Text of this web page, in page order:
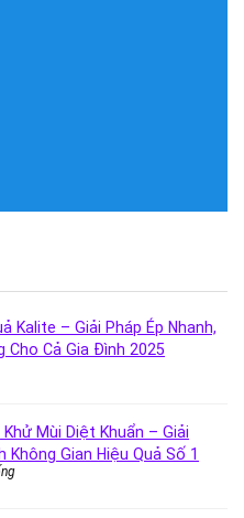
Kalite – Giải Pháp Ép Nhanh,
Cho Cả Gia Đình 2025
Mùi Diệt Khuẩn – Giải
Không Gian Hiệu Quả Số 1